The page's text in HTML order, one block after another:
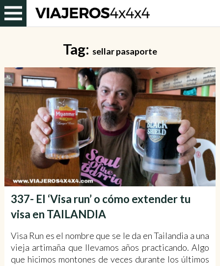
Tag: sellar pasaporte
337- El ‘Visa run’ o cómo extender tu
visa en TAILANDIA
Visa Run es el nombre que se le da en Tailandia a una
vieja artimaña que llevamos años practicando. Algo
que hicimos montones de veces durante los últimos